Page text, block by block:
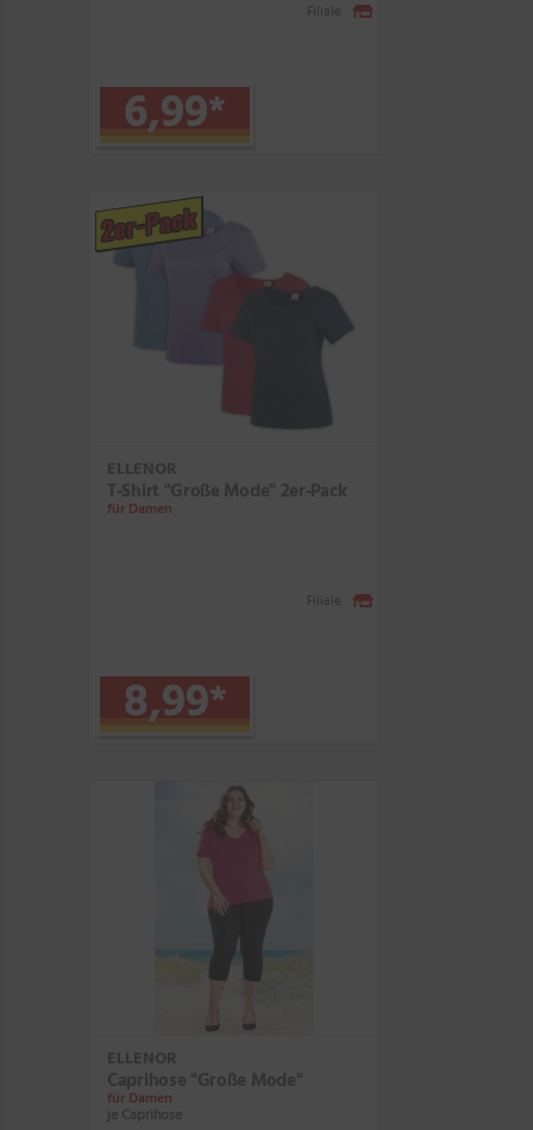
6,99*
Filiale
2er-Pack
ELLENOR
T-Shirt "Große Mode" 2er-Pack
für Damen
8,99*
Filiale
ELLENOR
Caprihose "Große Mode"
für Damen
je Caprihose